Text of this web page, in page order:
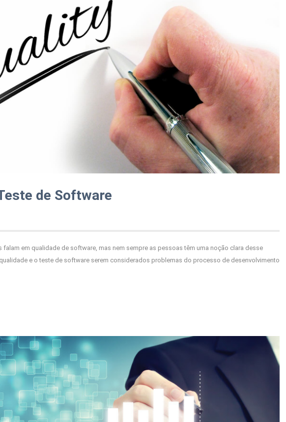
de Software
falam em qualidade de software, mas nem sempre as pessoas têm uma noção clara desse
e o teste de software serem considerados problemas do processo de desenvolvimento